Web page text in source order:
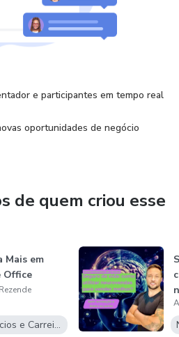
e participantes em tempo real
oportunidades de negócio
de quem criou esse
Mais em
Office
Negócios e Carreira